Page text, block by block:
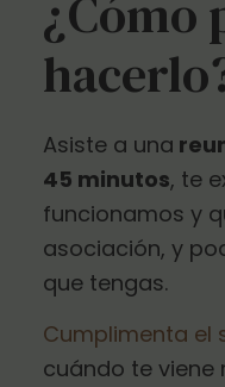
¿Cómo
Asiste a una
45 minutos, te
funcionamos y
asociación, y
que tengas.
Cumplimenta el
cuándo te viene